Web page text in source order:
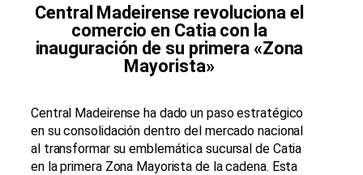
Central Madeirense revoluciona el
comercio en Catia con la
inauguración de su primera «Zona
Mayorista»
Central Madeirense ha dado un paso estratégico
en su consolidación dentro del mercado nacional
al transformar su emblemática sucursal de Catia
en la primera Zona Mayorista de la cadena. Esta